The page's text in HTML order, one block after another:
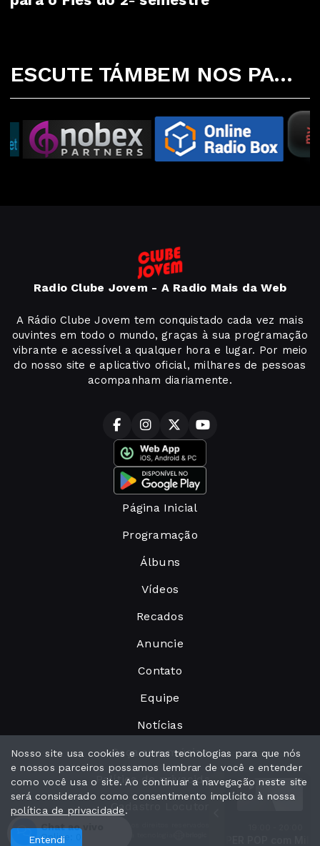
SUPER POP com Miliano Filho
ESCUTE TÁMBEM NOS PARCEIROS ABAIXO
Radio Clube Jovem - A Radio Mais da Web
A Rádio Clube Jovem tem conquistado cada vez mais
ouvintes em todo o mundo, graças à sua programação
vibrante e acessível a qualquer hora e lugar. Por meio
do nosso site e aplicativo oficial, milhares de pessoas
acompanham diariamente.
Página Inicial
Programação
Álbuns
Vídeos
Recados
Anuncie
Contato
Equipe
Notícias
Peça sua música
Política de privacidade
Cadastro Locutor
Nosso site usa cookies e outras tecnologias para que nós
e nossos parceiros possamos lembrar de você e entender
como você usa o site. Ao continuar a navegação neste site
será considerado como consentimento implícito à nossa
política de privacidade.
Entendi
Chat ao vivo
Online: